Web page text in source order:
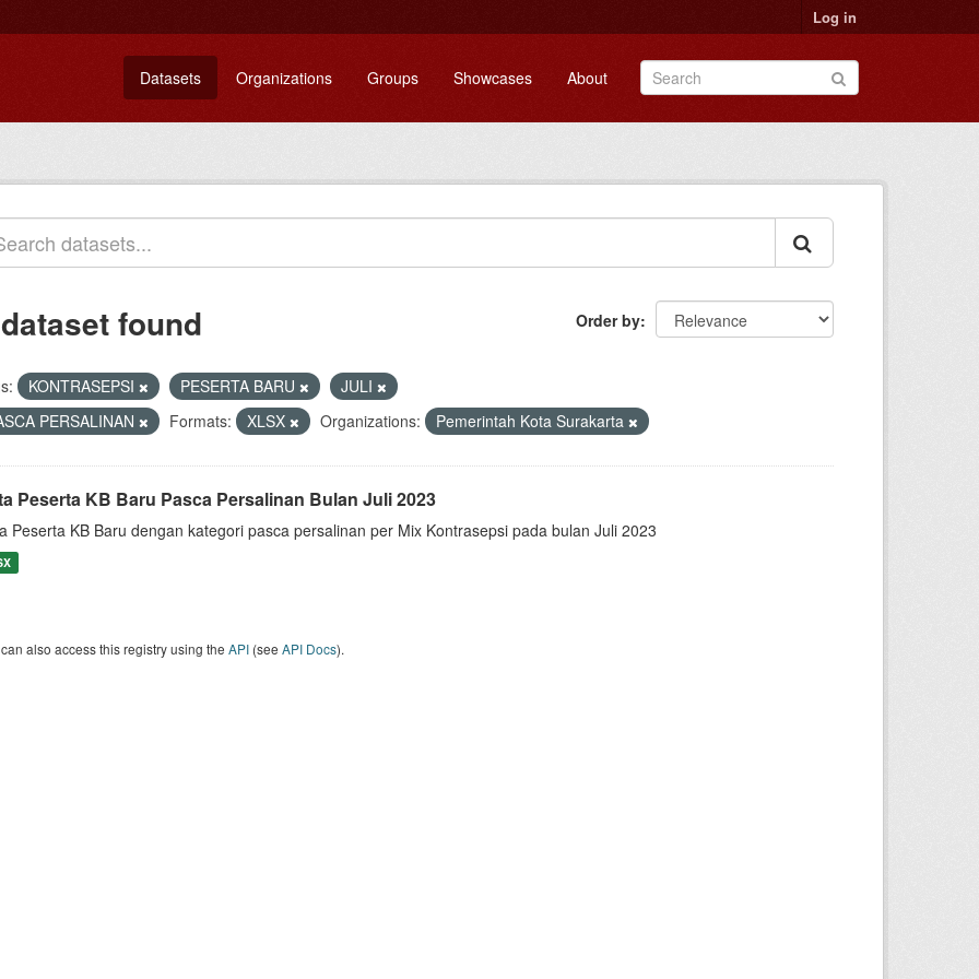
Log in
Datasets Organizations Groups Showcases About
Order by
found
KONTRASEPSI PESERTA BARU
JULI
PERSALINAN
Formats: XLSX Organizations: Pemerintah Kota Surakarta
Peserta KB Baru Pasca Persalinan Bulan Juli 2023
Peserta KB Baru dengan kategori pasca persalinan per Mix Kontrasepsi pada bulan Juli 2023
also access this registry using the API (see API Docs).